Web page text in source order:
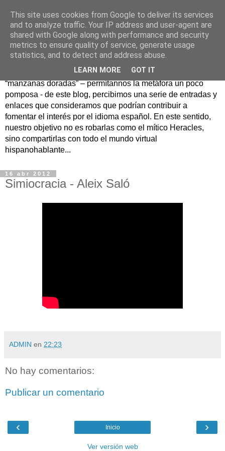
Hesperia
Según la mitología griega, Hesperia era un maravilloso
jardín en un lejano rincón del Occidente donde se
guardaban las famosas manzanas doradas. Como
“manzanas doradas” – permítannos la metáfora un poco
pomposa - de este blog, percibimos una serie de entradas y
enlaces que consideramos que podrían contribuir a
fomentar el interés por el idioma español. En este sentido,
nuestro objetivo no es robarlas como el mítico Heracles,
sino compartirlas con todo el mundo virtual
hispanohablante...
16 abr 2012
Simiocracia - Aleix Saló
ADMIN en 22:23
No hay comentarios:
Publicar un comentario
‹ ›
Inicio
Ver versión web
This site uses cookies from Google to deliver its services
and to analyze traffic. Your IP address and user-agent are
shared with Google along with performance and security
metrics to ensure quality of service, generate usage
statistics, and to detect and address abuse.
LEARN MORE GOT IT